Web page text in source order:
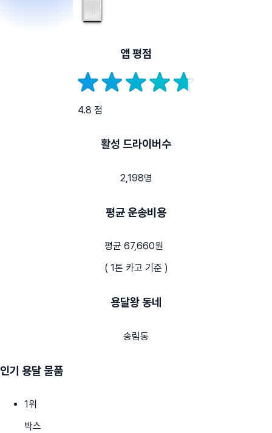
앱 평점
4.8 점
활성 드라이버수
2,198명
평균 운송비용
평균 67,660원
( 1톤 카고 기준 )
용달왕 동네
송림동
인기 용달 물품
1위
박스